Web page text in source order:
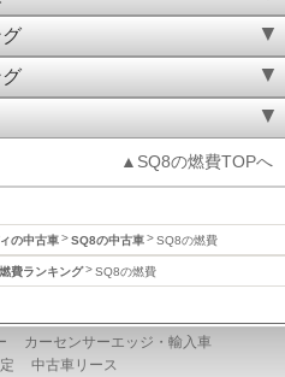
▲SQ8の燃費TOPへ
の中古車 SQ8の中古車 SQ8の燃費
費ランキング SQ8の燃費
カーセンサーエッジ・輸入車
中古車リース